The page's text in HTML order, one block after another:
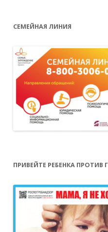
СЕМЕЙНАЯ ЛИНИЯ
ПРИВЕЙТЕ РЕБЕНКА ПРОТИВ